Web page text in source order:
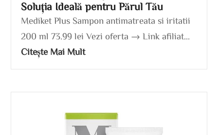
Soluția Ideală pentru Părul Tău
Mediket Plus Sampon antimatreata si iritatii
200 ml 73.99 lei Vezi oferta → Link afiliat...
Citește Mai Mult